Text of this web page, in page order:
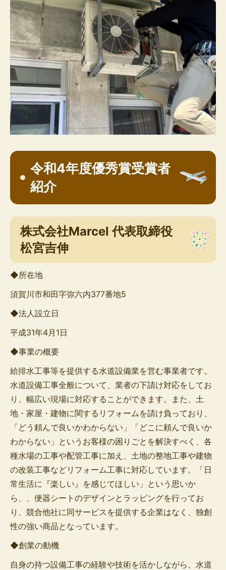
令和4年度優秀賞受賞者
紹介
株式会社Marcel 代表取締役
松宮吉伸
◆所在地
須賀川市和田字弥六内377番地5
◆法人設立日
平成31年4月1日
◆事業の概要
給排水工事等を提供する水道設備業を営む事業者です。
水道設備工事全般について、業者の下請け対応をしてお
り、幅広い現場に対応することができます。また、土
地・家屋・建物に関するリフォームを請け負っており、
「どう頼んで良いかわからない」「どこに頼んで良いか
わからない」というお客様の困りごとを解決すべく、各
種水場の工事や配管工事に加え、土地の整地工事や建物
の改装工事などリフォーム工事に対応しています。「日
常生活に『楽しい』を感じてほしい」という思いか
ら、、便器シートのデザインとラッピングを行ってお
り、競合他社に同サービスを提供する企業はなく、独創
性の強い商品となっています。
◆創業の動機
自身の持つ設備工事の経験や技術を活かしながら、水道